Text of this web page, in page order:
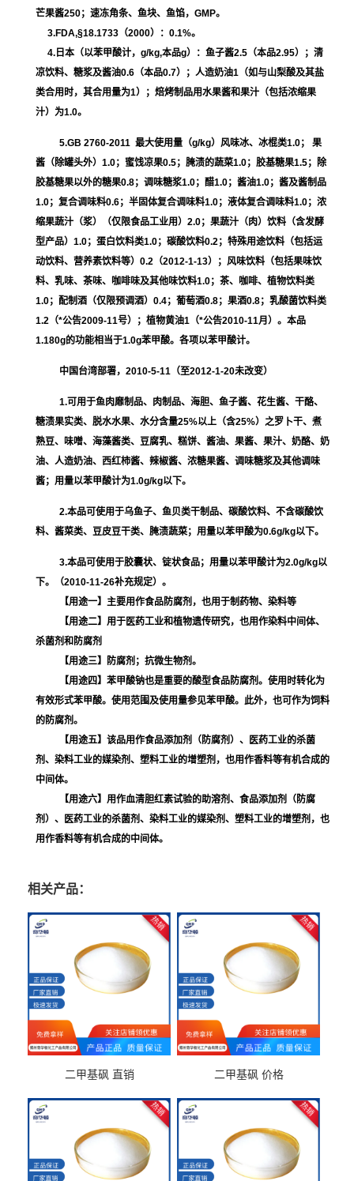
芒果酱250；速冻角条、鱼块、鱼馅，GMP。
3.FDA,§18.1733（2000）：0.1%。
4.日本（以苯甲酸计，g/kg,本品g）：鱼子酱2.5（本品2.95）；清
凉饮料、糖浆及酱油0.6（本品0.7）；人造奶油1（如与山梨酸及其盐
类合用时，其合用量为1）；焙烤制品用水果酱和果汁（包括浓缩果
汁）为1.0。
5.GB 2760-2011 最大使用量（g/kg）风味冰、冰棍类1.0； 果
酱（除罐头外）1.0；蜜饯凉果0.5；腌渍的蔬菜1.0；胶基糖果1.5；除
胶基糖果以外的糖果0.8；调味糖浆1.0；醋1.0；酱油1.0；酱及酱制品
1.0；复合调味料0.6；半固体复合调味料1.0；液体复合调味料1.0；浓
缩果蔬汁（浆）（仅限食品工业用）2.0；果蔬汁（肉）饮料（含发酵
型产品）1.0；蛋白饮料类1.0；碳酸饮料0.2；特殊用途饮料（包括运
动饮料、营养素饮料等）0.2（2012-1-13）；风味饮料（包括果味饮
料、乳味、茶味、咖啡味及其他味饮料1.0；茶、咖啡、植物饮料类
1.0；配制酒（仅限预调酒）0.4；葡萄酒0.8；果酒0.8；乳酸菌饮料类
1.2（*公告2009-11号）；植物黄油1（*公告2010-11月）。本品
1.180g的功能相当于1.0g苯甲酸。各项以苯甲酸计。
中国台湾部署，2010-5-11（至2012-1-20未改变）
1.可用于鱼肉靡制品、肉制品、海胆、鱼子酱、花生酱、干酪、
糖渍果实类、脱水水果、水分含量25%以上（含25%）之罗卜干、煮
熟豆、味噌、海藻酱类、豆腐乳、糕饼、酱油、果酱、果汁、奶酪、奶
油、人造奶油、西红柿酱、辣椒酱、浓糖果酱、调味糖浆及其他调味
酱；用量以苯甲酸计为1.0g/kg以下。
2.本品可使用于乌鱼子、鱼贝类干制品、碳酸饮料、不含碳酸饮
料、酱菜类、豆皮豆干类、腌渍蔬菜；用量以苯甲酸为0.6g/kg以下。
3.本品可使用于胶囊状、锭状食品；用量以苯甲酸计为2.0g/kg以
下。（2010-11-26补充规定）。
【用途一】主要用作食品防腐剂，也用于制药物、染料等
【用途二】用于医药工业和植物遗传研究，也用作染料中间体、
杀菌剂和防腐剂
【用途三】防腐剂；抗微生物剂。
【用途四】苯甲酸钠也是重要的酸型食品防腐剂。使用时转化为
有效形式苯甲酸。使用范围及使用量参见苯甲酸。此外，也可作为饲料
的防腐剂。
【用途五】该品用作食品添加剂（防腐剂）、医药工业的杀菌
剂、染料工业的媒染剂、塑料工业的增塑剂，也用作香料等有机合成的
中间体。
【用途六】用作血清胆红素试验的助溶剂、食品添加剂（防腐
剂）、医药工业的杀菌剂、染料工业的媒染剂、塑料工业的增塑剂，也
用作香料等有机合成的中间体。
相关产品：
二甲基砜 直销 二甲基砜 价格